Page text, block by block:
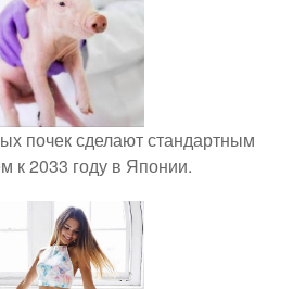
почек сделают стандартным
к 2033 году в Японии.